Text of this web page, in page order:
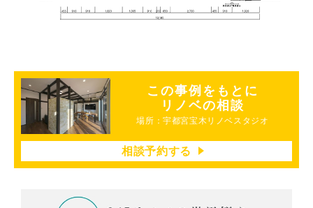
この事例をもとに
リノベの相談
場所：宇都宮宝木リノベスタジオ
相談予約する